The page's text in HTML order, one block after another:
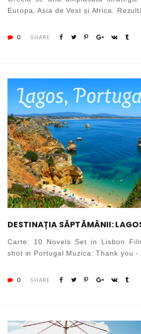
Europa, Asia de Vest și Africa.
0 SHARE
DESTINAȚIA SĂPTĂMÂNII:
Carte: 10 Novels Set in Lisbon
shot in Portugal Muzica: Thank you -
0 SHARE